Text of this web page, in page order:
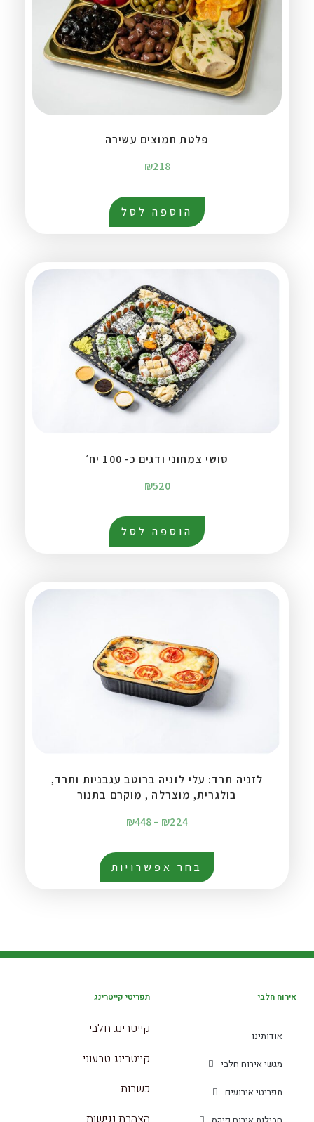
פלטת חמוצים עשירה
₪218
הוספה לסל
סושי צמחוני ודגים כ- 100 יח׳
₪520
הוספה לסל
לזניה תרד: עלי לזניה ברוטב עגבניות ותרד,
בולגרית, מוצרלה , מוקרם בתנור
₪224
–
₪448
בחר אפשרויות
אירוח חלבי
אודותינו
מגשי אירוח חלבי
תפריטי אירועים
תפריטי קייטרינג
קייטרינג חלבי
קייטרינג טבעוני
כשרות